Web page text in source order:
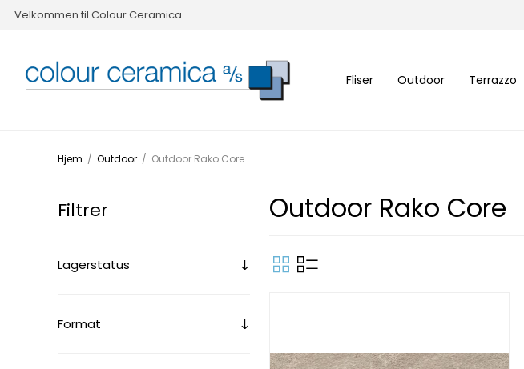
Velkommen til Colour Ceramica
Fliser Outdoor Terrazzo
Hjem / Outdoor / Outdoor Rako Core
Filtrer
Lagerstatus
Format
Outdoor Rako Core